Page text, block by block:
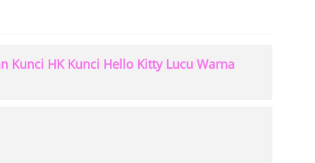
Kunci HK Kunci Hello Kitty Lucu Warna